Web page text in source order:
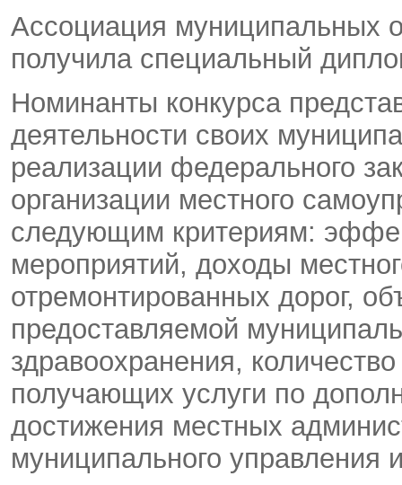
Ассоциация муниципальных
получила специальный
Номинанты конкурса
деятельности своих
реализации федерального
организации местного
следующим критериям:
мероприятий, доходы
отремонтированных дорог,
предоставляемой
здравоохранения,
получающих услуги по
достижения местных
муниципального управления